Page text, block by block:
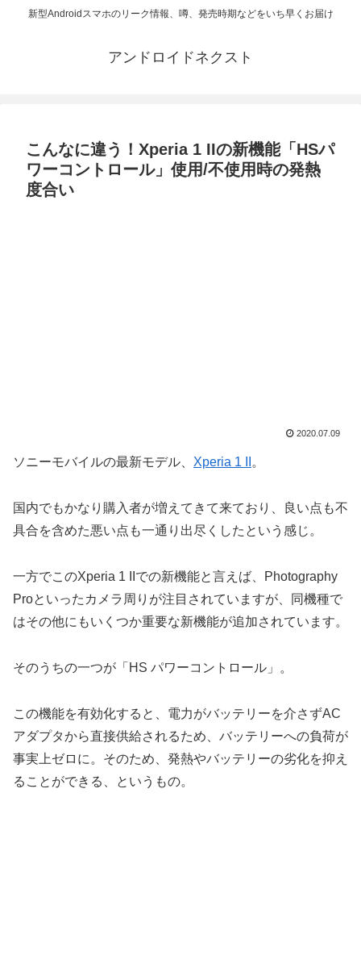
新型Androidスマホのリーク情報、噂、発売時期などをいち早くお届け
アンドロイドネクスト
こんなに違う！Xperia 1 IIの新機能「HSパ
ワーコントロール」使用/不使用時の発熱
度合い
2020.07.09
ソニーモバイルの最新モデル、 Xperia 1 II 。
国内でもかなり購入者が増えてきて来ており、良い点も不
具合を含めた悪い点も一通り出尽くしたという感じ。
一方でこのXperia 1 IIでの新機能と言えば、Photography
Proといったカメラ周りが注目されていますが、同機種で
はその他にもいくつか重要な新機能が追加されています。
そのうちの一つが「HS パワーコントロール」。
この機能を有効化すると、電力がバッテリーを介さずAC
アダプタから直接供給されるため、バッテリーへの負荷が
事実上ゼロに。そのため、発熱やバッテリーの劣化を抑え
ることができる、というもの。